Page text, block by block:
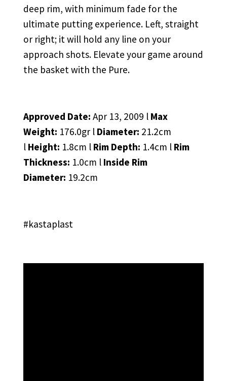
deep rim, with minimum fade for the
ultimate putting experience. Left, straight
or right; it will hold any line on your
approach shots. Elevate your game around
the basket with the Pure.
Approved Date: Apr 13, 2009 l Max
Weight: 176.0gr l Diameter: 21.2cm
l Height: 1.8cm l Rim Depth: 1.4cm l Rim
Thickness: 1.0cm l Inside Rim
Diameter: 19.2cm
#kastaplast